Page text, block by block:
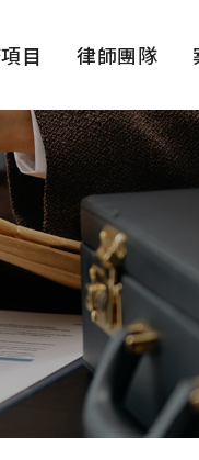
目 律師團隊